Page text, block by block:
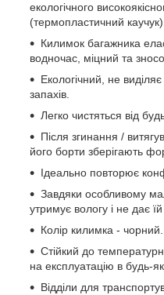
екологічного
(термопластичний
Килимок багажника
водночас, міцний та
Екологічний, не
запахів.
Легко чистяться від
Після згинання /
його борти зберігають
Ідеально повторює
Завдяки особливому
утримує вологу і не дає їй
Колір килимка - чорний.
Стійкий до
на експлуатацію в будь-
Відділи для